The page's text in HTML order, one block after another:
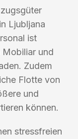
Ljubljana
ist
Mobiliar und
Zudem
Flotte von
und
können.
stressfreien